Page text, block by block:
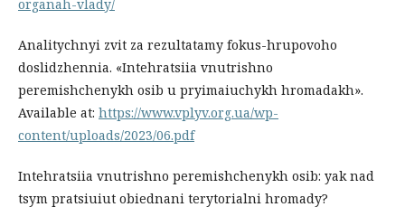
organah-vlady/
Analitychnyi zvit za rezultatamy fokus-hrupovoho
doslidzhennia. «Intehratsiia vnutrishno
peremishchenykh osib u pryimaiuchykh hromadakh».
Available at: https://www.vplyv.org.ua/wp-
content/uploads/2023/06.pdf
Intehratsiia vnutrishno peremishchenykh osib: yak nad
tsym pratsiuiut obiednani terytorialni hromady?